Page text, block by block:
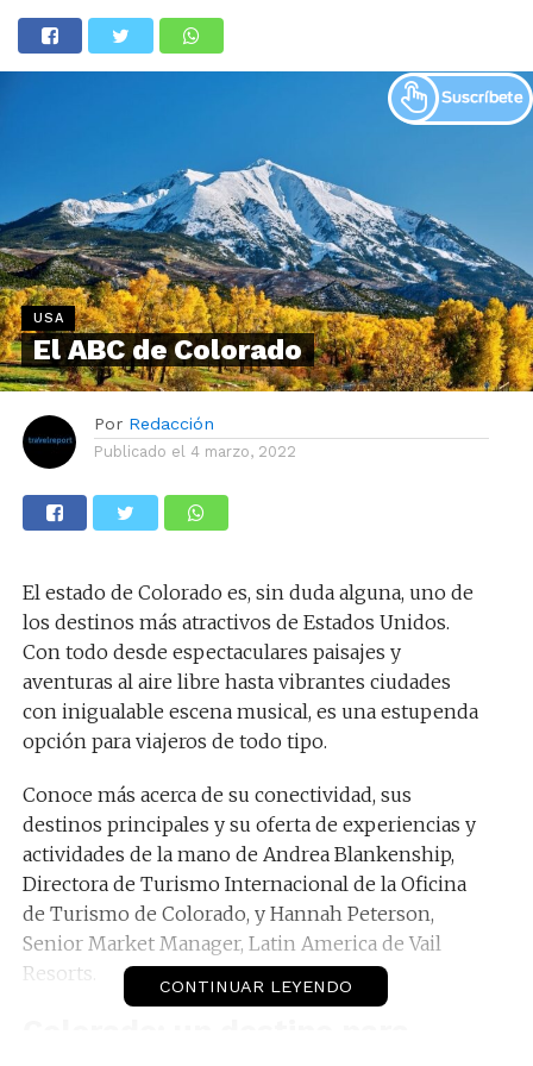
USA
El ABC de Colorado
Por Redacción
Publicado el 4 marzo, 2022
El estado de Colorado es, sin duda alguna, uno de
los destinos más atractivos de Estados Unidos.
Con todo desde espectaculares paisajes y
aventuras al aire libre hasta vibrantes ciudades
con inigualable escena musical, es una estupenda
opción para viajeros de todo tipo.
Conoce más acerca de su conectividad, sus
destinos principales y su oferta de experiencias y
actividades de la mano de Andrea Blankenship,
Directora de Turismo Internacional de la Oficina
de Turismo de Colorado, y Hannah Peterson,
Senior Market Manager, Latin America de Vail
Resorts.
CONTINUAR LEYENDO